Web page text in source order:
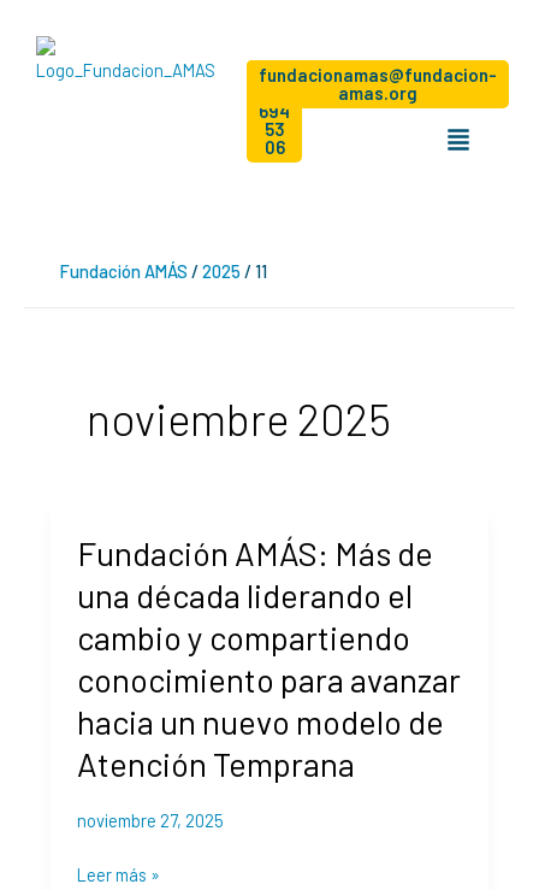
contenido
Dona
+34
694
53
06
Hazte
fundacionamas@fundacion-
amas.org
Menú
Fundación AMÁS /2025 /11
noviembre 2025
Fundación AMÁS: Más de
una década liderando el
cambio y compartiendo
conocimiento para avanzar
hacia un nuevo modelo de
Atención Temprana
noviembre 27, 2025
AMÁS:
de
una
liderando
el
cambio
y
para
Leer más »